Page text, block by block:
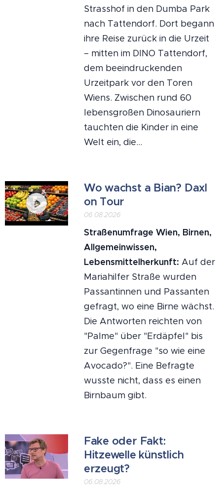
Strasshof in den Dumba Park
nach Tattendorf. Dort begann
ihre Reise zurück in die Urzeit
– mitten im DINO Tattendorf,
dem beeindruckenden
Urzeitpark vor den Toren
Wiens. Zwischen rund 60
lebensgroßen Dinosauriern
tauchten die Kinder in eine
Welt ein, die...
Wo wachst a Bian? Daxl
on Tour
06.08.2026
Straßenumfrage Wien, Birnen,
Allgemeinwissen,
Lebensmittelherkunft: Auf der
Mariahilfer Straße wurden
Passantinnen und Passanten
gefragt, wo eine Birne wächst.
Die Antworten reichten von
"Palme" über "Erdäpfel" bis
zur Gegenfrage "so wie eine
Avocado?". Eine Befragte
wusste nicht, dass es einen
Birnbaum gibt.
Fake oder Fakt:
Hitzewelle künstlich
erzeugt?
06.08.2026